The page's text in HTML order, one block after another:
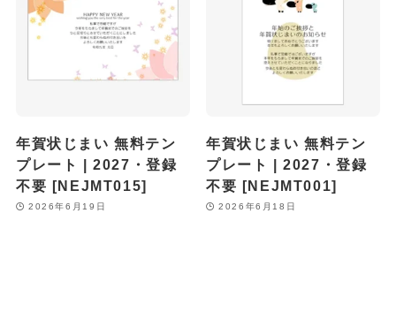
年賀状じまい 無料テン
プレート | 2027・登録
不要 [NEJMT015]
2026年6月19日
年賀状じまい 無料テン
プレート | 2027・登録
不要 [NEJMT001]
2026年6月18日